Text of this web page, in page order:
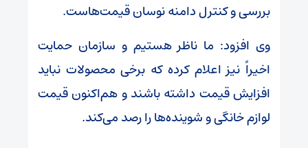
بررسی و کنترل دامنه نوسان قیمت‌هاست.
وی افزود: ما ناظر هستیم و سازمان حمایت
اخیراً نیز اعلام کرده که برخی محصولات نباید
افزایش قیمت داشته باشند و هم‌اکنون قیمت
لوازم خانگی و شوینده‌ها را رصد می‌کند.